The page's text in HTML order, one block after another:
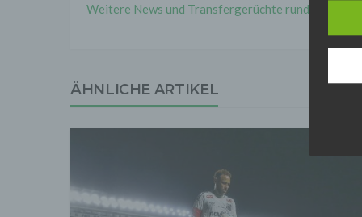
Weitere News und Transfergerüchte rund um den
ÄHNLICHE ARTIKEL
2.
Wir
der